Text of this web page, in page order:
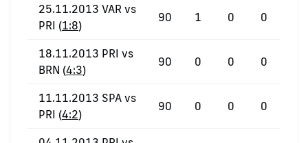
25.11.2013 VAR vs
PRI (1:8)
90 1 0 0
18.11.2013 PRI vs
BRN (4:3)
90 0 0 0
11.11.2013 SPA vs
PRI (4:2)
90 0 0 0